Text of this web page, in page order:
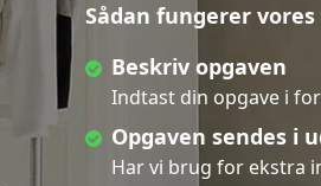
Sådan fungerer vores
Beskriv opgaven
Indtast din opgave i
Opgaven sendes i
Har vi brug for ekstra